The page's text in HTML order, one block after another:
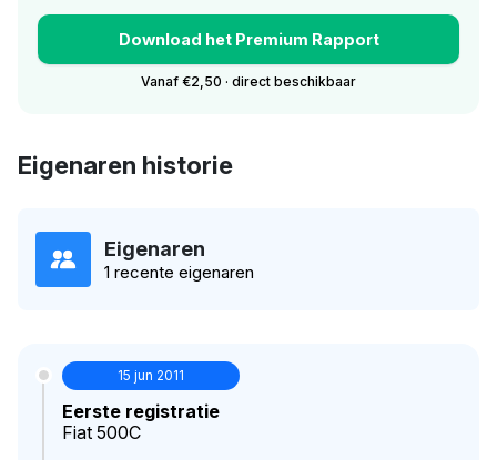
Download het Premium Rapport
Vanaf €2,50 · direct beschikbaar
Eigenaren historie
Eigenaren
1 recente eigenaren
15 jun 2011
Eerste registratie
Fiat 500C